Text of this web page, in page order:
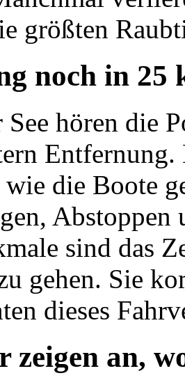
größten
noch in
hören die
Entfernung.
wie die Boote
Abstoppen
sind das
gehen. Sie
dieses
zeigen an,